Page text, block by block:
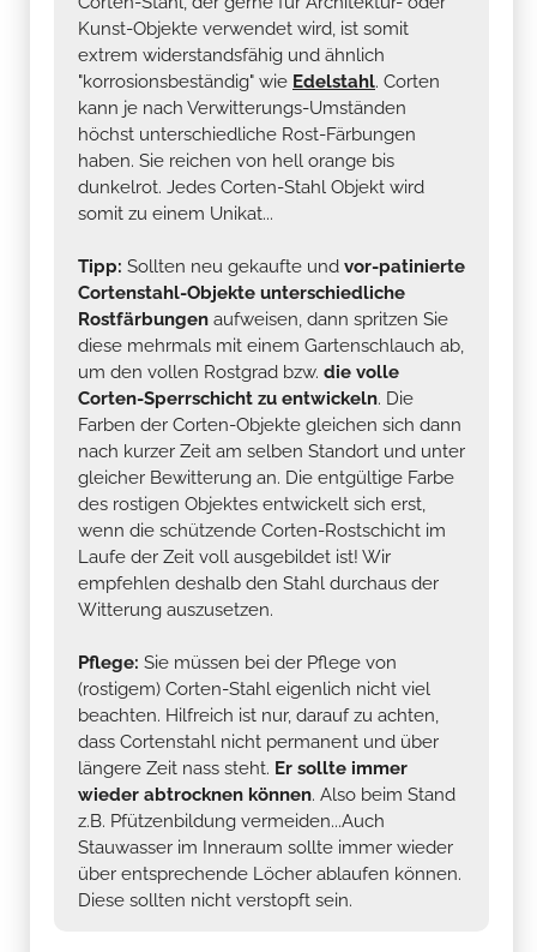
Kunst-Objekte verwendet wird, ist somit
extrem widerstandsfähig und ähnlich
"korrosionsbeständig" wie Edelstahl. Corten
kann je nach Verwitterungs-Umständen
höchst unterschiedliche Rost-Färbungen
haben. Sie reichen von hell orange bis
dunkelrot. Jedes Corten-Stahl Objekt wird
somit zu einem Unikat...
Tipp: Sollten neu gekaufte und vor-patinierte
Cortenstahl-Objekte unterschiedliche
Rostfärbungen aufweisen, dann spritzen Sie
diese mehrmals mit einem Gartenschlauch ab,
um den vollen Rostgrad bzw. die volle
Corten-Sperrschicht zu entwickeln. Die
Farben der Corten-Objekte gleichen sich dann
nach kurzer Zeit am selben Standort und unter
gleicher Bewitterung an. Die entgültige Farbe
des rostigen Objektes entwickelt sich erst,
wenn die schützende Corten-Rostschicht im
Laufe der Zeit voll ausgebildet ist! Wir
empfehlen deshalb den Stahl durchaus der
Witterung auszusetzen.
Pflege: Sie müssen bei der Pflege von
(rostigem) Corten-Stahl eigenlich nicht viel
beachten. Hilfreich ist nur, darauf zu achten,
dass Cortenstahl nicht permanent und über
längere Zeit nass steht. Er sollte immer
wieder abtrocknen können. Also beim Stand
z.B. Pfützenbildung vermeiden...Auch
Stauwasser im Inneraum sollte immer wieder
über entsprechende Löcher ablaufen können.
Diese sollten nicht verstopft sein.